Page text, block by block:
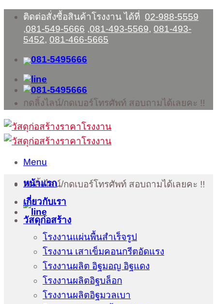
Skip
content
ติดต่อสั่งซื้อสินค้าโรงงาน ได้ที่ 02-988-5559
,081-549-5666 ,081-493-5569, 081-493-
5452, 081-466-5665
กดลิ้งไลน์/กดเบอร์โทรศัพท์ สอบถามได้เลยคะ !!
Menu
กดลิ้งไลน์/กดเบอร์โทรศัพท์ สอบถามได้เลยคะ !!
หน้าแรก
เกี่ยวกับเรา
วัสดุก่อสร้าง
โรงงานแผ่นพื้นสำเร็จรูป
โรงงาน เสาเข็มคอนกรีตอัดแรง
โรงงานผลิต อิฐมอญ อิฐแดง
โรงงานผลิตอิฐบล็อก
โรงงานผลิตอิฐมวลเบา